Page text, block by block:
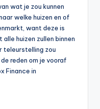
wat je zou kunnen
welke huizen en of
want deze is
huizen zullen binnen
teleurstelling zou
reden om je vooraf
Finance in